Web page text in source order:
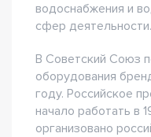
водоснабжения и
сфер деятельности.
В Советский Союз
оборудования
году. Российское
начало работать в
организовано